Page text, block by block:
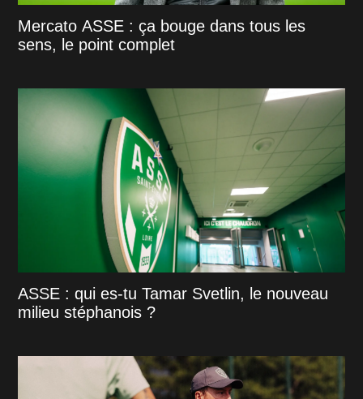
Mercato ASSE : ça bouge dans tous les
sens, le point complet
ASSE : qui es-tu Tamar Svetlin, le nouveau
milieu stéphanois ?